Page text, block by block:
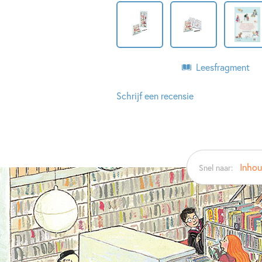
Leesfragment
Schrijf een recensie
Snel naar: